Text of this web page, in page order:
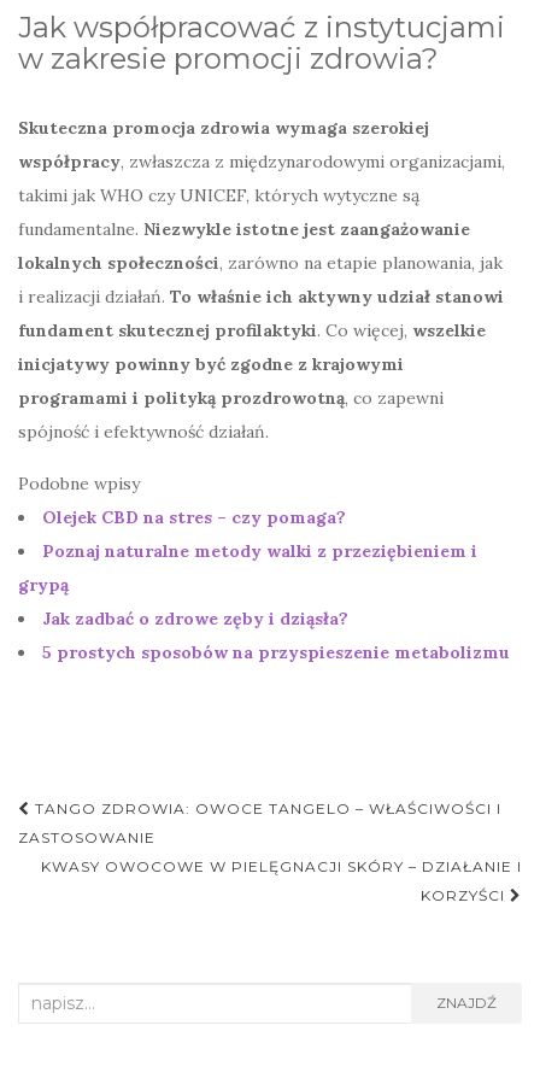
Jak współpracować z instytucjami
w zakresie promocji zdrowia?
Skuteczna promocja zdrowia wymaga szerokiej
współpracy, zwłaszcza z międzynarodowymi organizacjami,
takimi jak WHO czy UNICEF, których wytyczne są
fundamentalne. Niezwykle istotne jest zaangażowanie
lokalnych społeczności, zarówno na etapie planowania, jak
i realizacji działań. To właśnie ich aktywny udział stanowi
fundament skutecznej profilaktyki. Co więcej, wszelkie
inicjatywy powinny być zgodne z krajowymi
programami i polityką prozdrowotną, co zapewni
spójność i efektywność działań.
Podobne wpisy
Olejek CBD na stres – czy pomaga?
Poznaj naturalne metody walki z przeziębieniem i
grypą
Jak zadbać o zdrowe zęby i dziąsła?
5 prostych sposobów na przyspieszenie metabolizmu
Nawigacja
postu
TANGO ZDROWIA: OWOCE TANGELO – WŁAŚCIWOŚCI I
ZASTOSOWANIE
KWASY OWOCOWE W PIELĘGNACJI SKÓRY – DZIAŁANIE I
KORZYŚCI
Search
ZNAJDŹ